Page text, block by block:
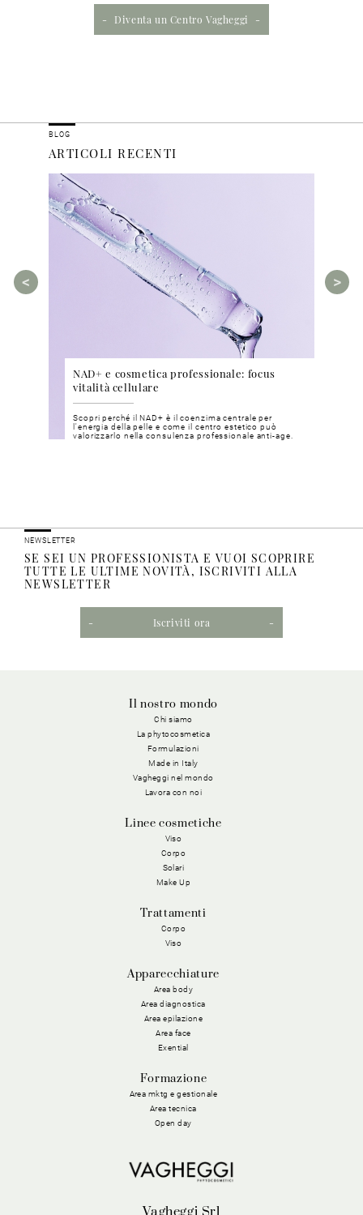
Diventa un Centro Vagheggi
BLOG
ARTICOLI RECENTI
NAD+ e cosmetica professionale: focus
vitalità cellulare
Scopri perché il NAD+ è il coenzima centrale per
l'energia della pelle e come il centro estetico può
valorizzarlo nella consulenza professionale anti-age.
NEWSLETTER
SE SEI UN PROFESSIONISTA E VUOI SCOPRIRE
TUTTE LE ULTIME NOVITÀ, ISCRIVITI ALLA
NEWSLETTER
Iscriviti ora
Il nostro mondo
Chi siamo
La phytocosmetica
Formulazioni
Made in Italy
Vagheggi nel mondo
Lavora con noi
Linee cosmetiche
Viso
Corpo
Solari
Make Up
Trattamenti
Corpo
Viso
Apparecchiature
Area body
Area diagnostica
Area epilazione
Area face
Exential
Formazione
Area mktg e gestionale
Area tecnica
Open day